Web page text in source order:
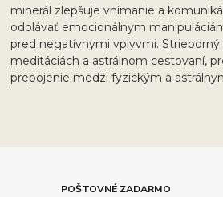
minerál zlepšuje vnímanie a
odolávať emocionálnym
pred negatívnymi vplyvmi. Strieborný
meditáciách a astrálnom cestovaní,
prepojenie medzi fyzickým a
POŠTOVNÉ ZADARMO